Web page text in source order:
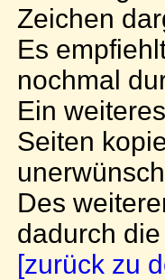
Zeichen
Es
nochmal
Ein
Seiten
Des
dadurch
[zurück zu